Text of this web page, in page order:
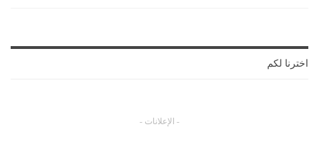
اخترنا لكم
- الإعلانات -